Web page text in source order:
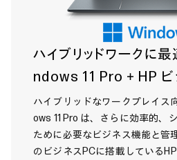
ハイブリッドワークに
ndows 11 Pro＋HP ビ
ハイブリッドなワークプレイス
ows 11 Pro は、さらに効率的、
ために必要なビジネス機能と管
のビジネスPCに搭載している